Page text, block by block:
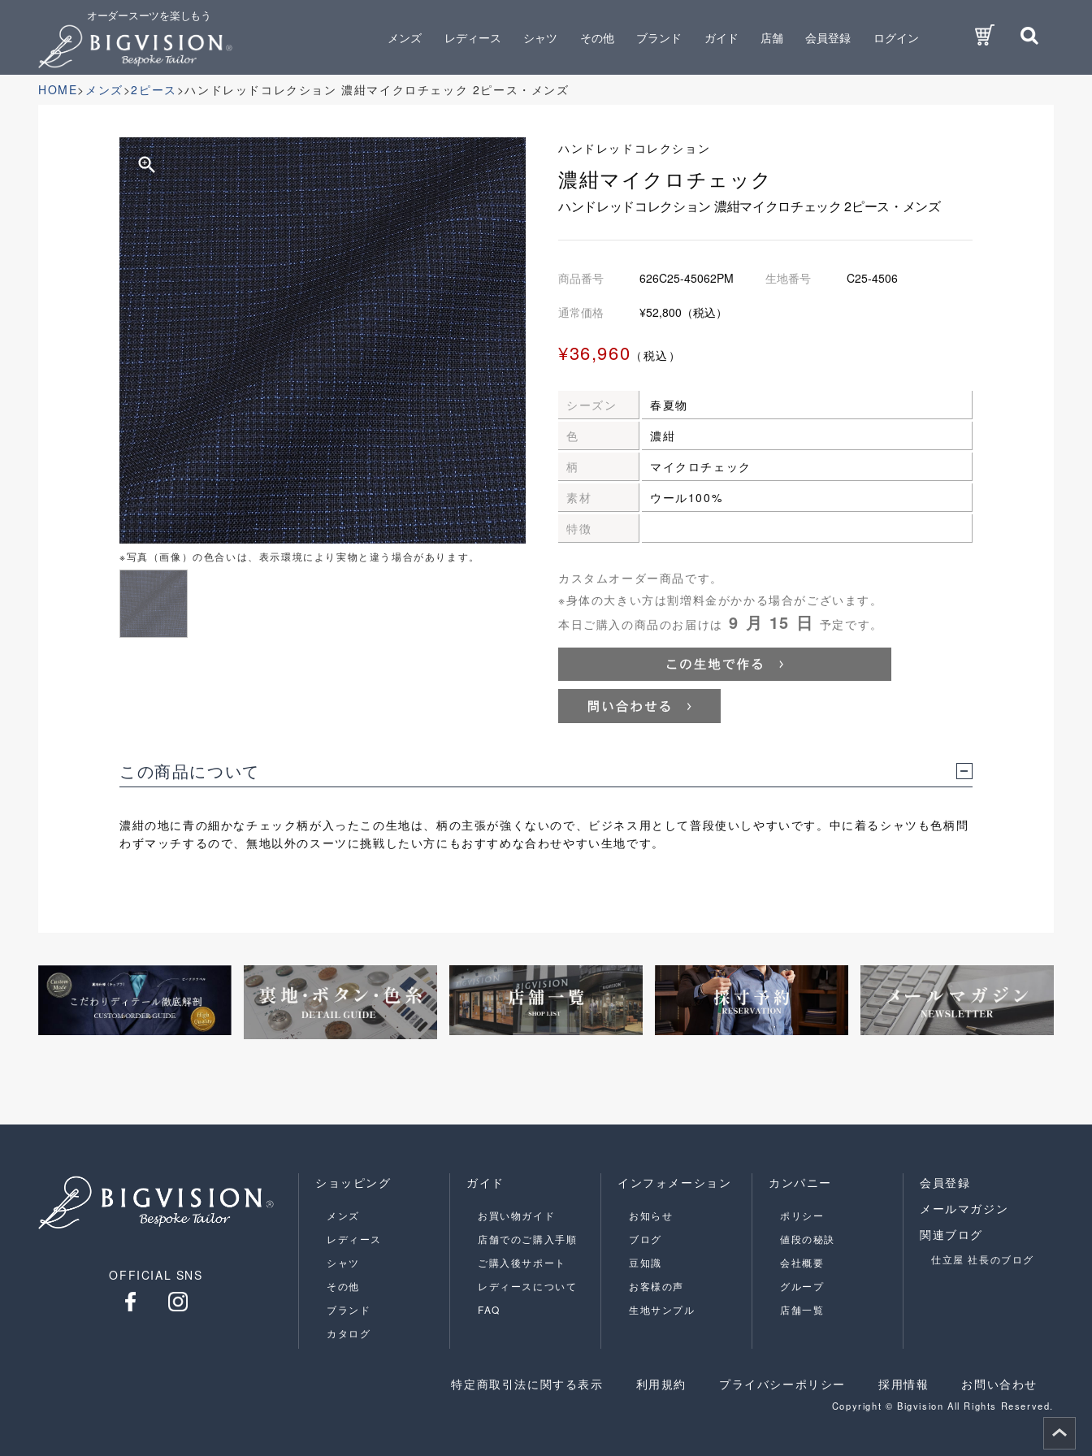
オーダースーツを楽しもう
メンズ レディース シャツ その他 ブランド ガイド 店舗 会員登録 ログイン
HOME メンズ 2ピース ハンドレッドコレクション 濃紺マイクロチェック 2ピース・メンズ
zoom_in
※写真（画像）の色合いは、表示環境により実物と違う場合があります。
ハンドレッドコレクション
濃紺マイクロチェック
ハンドレッドコレクション 濃紺マイクロチェック 2ピース・メンズ
商品番号 626C25-45062PM 生地番号 C25-4506
通常価格 ¥52,800（税込）
¥36,960 （税込）
シーズン
春夏物
色
濃紺
柄
マイクロチェック
素材
ウール100%
特徴
カスタムオーダー商品です。
※身体の大きい方は割増料金がかかる場合がございます。
本日ご購入の商品のお届けは 9 月 15 日 予定です。
この商品について
濃紺の地に青の細かなチェック柄が入ったこの生地は、柄の主張が強くないので、ビジネス用として普段使いしやすいです。中に着るシャツも色柄問
わずマッチするので、無地以外のスーツに挑戦したい方にもおすすめな合わせやすい生地です。
OFFICIAL SNS
ショッピング
メンズ
レディース
シャツ
その他
ブランド
カタログ
ガイド
お買い物ガイド
店舗でのご購入手順
ご購入後サポート
レディースについて
FAQ
インフォメーション
お知らせ
ブログ
豆知識
お客様の声
生地サンプル
カンパニー
ポリシー
値段の秘訣
会社概要
グループ
店舗一覧
会員登録
メールマガジン
関連ブログ
仕立屋 社長のブログ
特定商取引法に関する表示 利用規約 プライバシーポリシー 採用情報 お問い合わせ
Copyright © Bigvision All Rights Reserved.